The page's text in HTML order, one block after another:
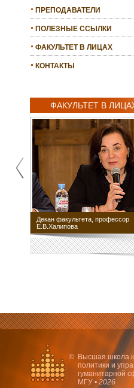
ПРЕПОДАВАТЕЛИ
ПОЛЕЗНЫЕ ССЫЛКИ
ФАКУЛЬТЕТ В ЛИЦАХ
КОНТАКТЫ
ФАКУЛЬТЕТ В
Декан факультета, профессор
Е.В.Халипова
© Высшая школа
политики и
гуманитарной
МГУ • 2026